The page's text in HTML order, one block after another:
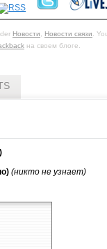
Новости, Новости связи.
на своем блоге.
(никто не узнает)